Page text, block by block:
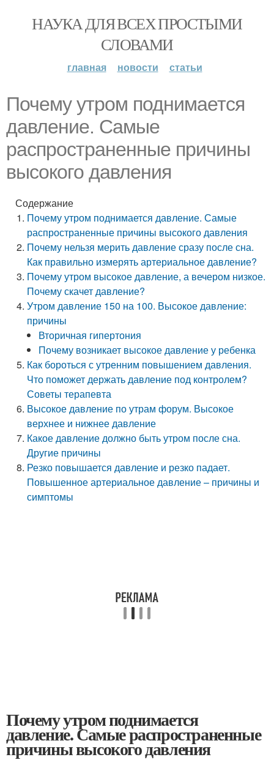
НАУКА ДЛЯ ВСЕХ ПРОСТЫМИ
СЛОВАМИ
главная новости статьи
Почему утром поднимается
давление. Самые
распространенные причины
высокого давления
Содержание
Почему утром поднимается давление. Самые
распространенные причины высокого давления
Почему нельзя мерить давление сразу после сна.
Как правильно измерять артериальное давление?
Почему утром высокое давление, а вечером низкое.
Почему скачет давление?
Утром давление 150 на 100. Высокое давление:
причины
Вторичная гипертония
Почему возникает высокое давление у ребенка
Как бороться с утренним повышением давления.
Что поможет держать давление под контролем?
Советы терапевта
Высокое давление по утрам форум. Высокое
верхнее и нижнее давление
Какое давление должно быть утром после сна.
Другие причины
Резко повышается давление и резко падает.
Повышенное артериальное давление – причины и
симптомы
Почему утром поднимается
давление. Самые распространенные
причины высокого давления